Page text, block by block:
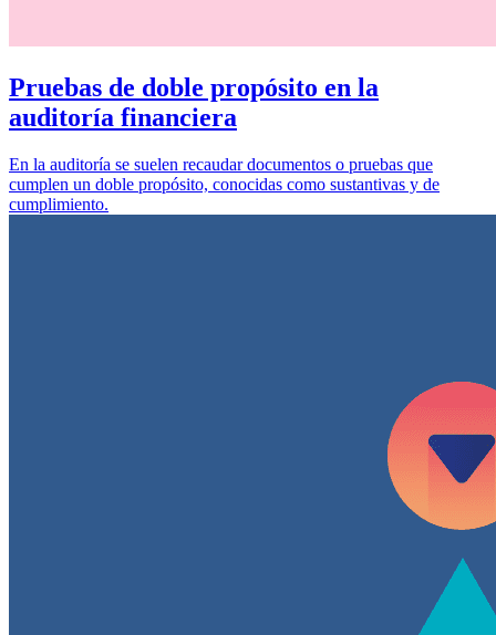
Pruebas de doble propósito en la
auditoría financiera
En la auditoría se suelen recaudar documentos o pruebas que
cumplen un doble propósito, conocidas como sustantivas y de
cumplimiento.